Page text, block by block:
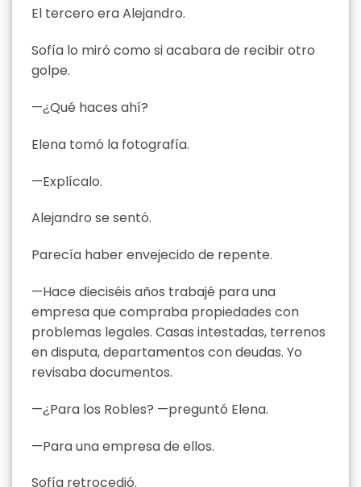
El tercero era Alejandro.
Sofía lo miró como si acabara de recibir otro
golpe.
—¿Qué haces ahí?
Elena tomó la fotografía.
—Explícalo.
Alejandro se sentó.
Parecía haber envejecido de repente.
—Hace dieciséis años trabajé para una
empresa que compraba propiedades con
problemas legales. Casas intestadas, terrenos
en disputa, departamentos con deudas. Yo
revisaba documentos.
—¿Para los Robles? —preguntó Elena.
—Para una empresa de ellos.
Sofía retrocedió.